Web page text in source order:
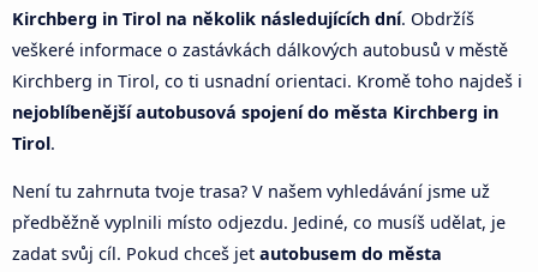
Kirchberg in Tirol na několik následujících dní. Obdržíš
veškeré informace o zastávkách dálkových autobusů v městě
Kirchberg in Tirol, co ti usnadní orientaci. Kromě toho najdeš i
nejoblíbenější autobusová spojení do města Kirchberg in
Tirol.
Není tu zahrnuta tvoje trasa? V našem vyhledávání jsme už
předběžně vyplnili místo odjezdu. Jediné, co musíš udělat, je
zadat svůj cíl. Pokud chceš jet autobusem do města